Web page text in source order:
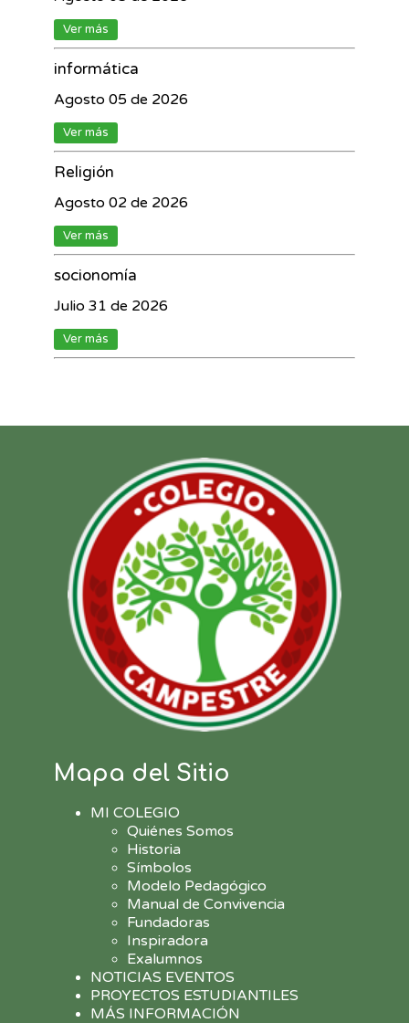
Ver más
informática
Agosto 05 de 2026
Ver más
Religión
Agosto 02 de 2026
Ver más
socionomía
Julio 31 de 2026
Ver más
Mapa del Sitio
MI COLEGIO
Quiénes Somos
Historia
Símbolos
Modelo Pedagógico
Manual de Convivencia
Fundadoras
Inspiradora
Exalumnos
NOTICIAS EVENTOS
PROYECTOS ESTUDIANTILES
MÁS INFORMACIÓN